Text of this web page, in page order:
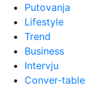
Putovanja
Lifestyle
Trend
Business
Intervju
Conver-table